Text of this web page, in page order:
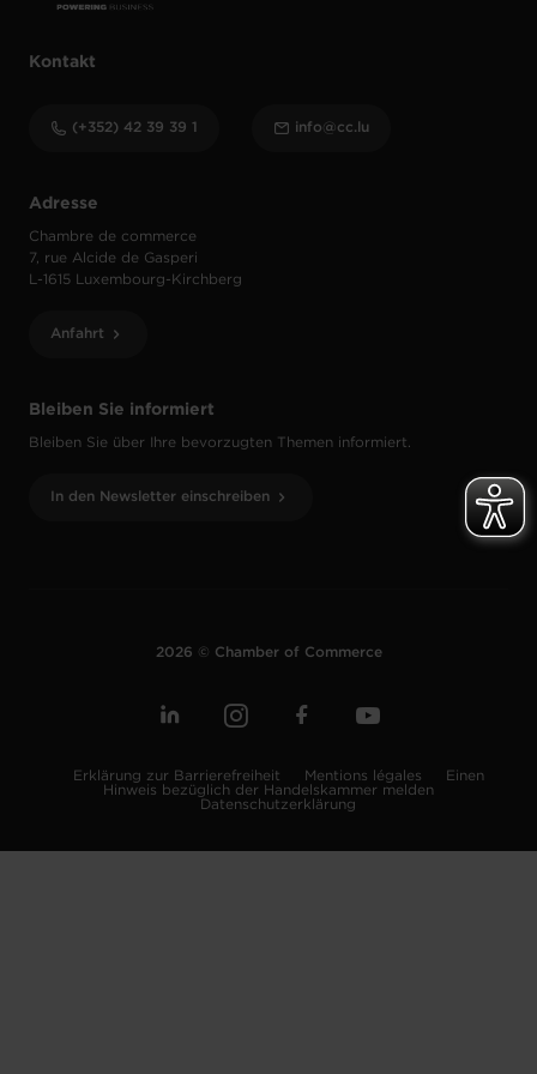
Bleiben Sie informiert
Bleiben Sie über Ihre bevorzugten Themen informiert.
In den Newsletter einschreiben
Adresse
Chambre de commerce
7, rue Alcide de Gasperi
L-1615 Luxembourg-Kirchberg
Anfahrt
Kontakt
(+352) 42 39 39 1 info@cc.lu
2026 © Chamber of Commerce
Erklärung zur Barrierefreiheit Mentions légales
Einen
Hinweis bezüglich der Handelskammer melden
Datenschutzerklärung